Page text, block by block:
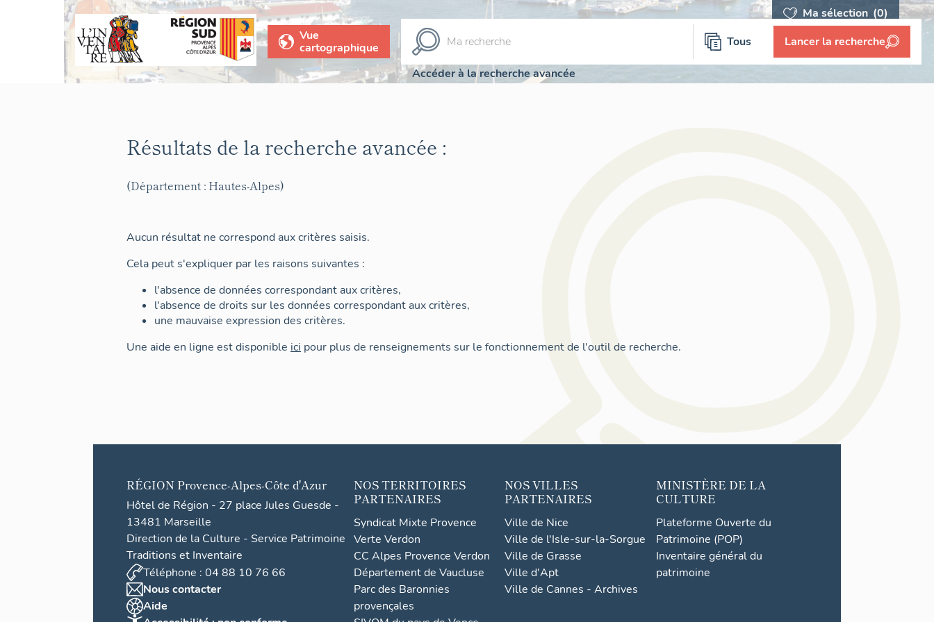
Ma sélection (0)
Vue
cartographique
Tous Lancer la recherche
Accéder à la recherche avancée
Résultats de la recherche avancée :
(Département : Hautes-Alpes)
Aucun résultat ne correspond aux critères saisis.
Cela peut s'expliquer par les raisons suivantes :
l'absence de données correspondant aux critères,
l'absence de droits sur les données correspondant aux critères,
une mauvaise expression des critères.
Une aide en ligne est disponible ici pour plus de renseignements sur le fonctionnement de l'outil de recherche.
RÉGION Provence-Alpes-Côte d'Azur
Hôtel de Région - 27 place Jules Guesde -
13481 Marseille
Direction de la Culture - Service Patrimoine
Traditions et Inventaire
Téléphone : 04 88 10 76 66
Nous contacter
Aide
NOS TERRITOIRES
PARTENAIRES
Syndicat Mixte Provence
Verte Verdon
CC Alpes Provence Verdon
Département de Vaucluse
Parc des Baronnies
provençales
NOS VILLES
PARTENAIRES
Ville de Nice
Ville de l'Isle-sur-la-Sorgue
Ville de Grasse
Ville d'Apt
Ville de Cannes - Archives
MINISTÈRE DE LA
CULTURE
Plateforme Ouverte du
Patrimoine (POP)
Inventaire général du
patrimoine